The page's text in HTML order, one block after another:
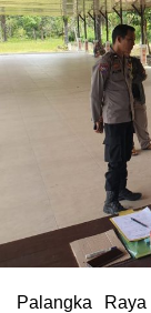
Palangka